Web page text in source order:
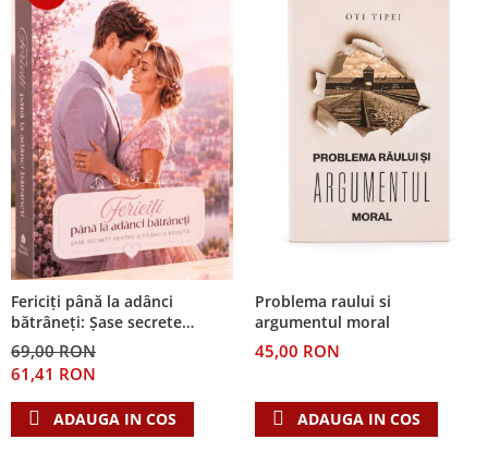
Fericiți până la adânci
bătrâneți: Șase secrete
pentru o căsnicie reușită
69,00 RON
61,41 RON
ADAUGA IN COS
Problema raului si
argumentul moral
45,00 RON
ADAUGA IN COS